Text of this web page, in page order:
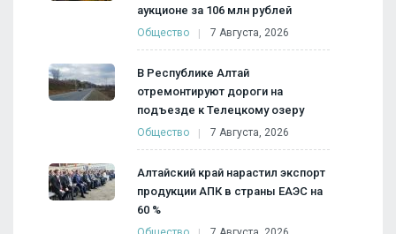
аукционе за 106 млн рублей
Общество 7 Августа, 2026
В Республике Алтай
отремонтируют дороги на
подъезде к Телецкому озеру
Общество 7 Августа, 2026
Алтайский край нарастил экспорт
продукции АПК в страны ЕАЭС на
60 %